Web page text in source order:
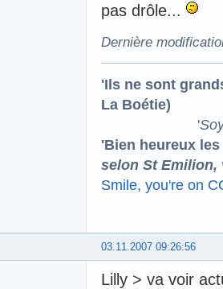
pas drôle...
Dernière
'Ils ne sont
La Boétie)
'
'Bien heureux
selon St Emilion,
Smile, you're on
03.11.2007 09:26:56
Lilly > va voir